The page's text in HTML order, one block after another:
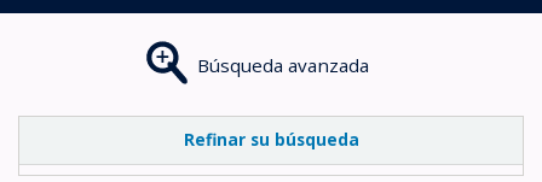
Búsqueda avanzada
Refinar su búsqueda